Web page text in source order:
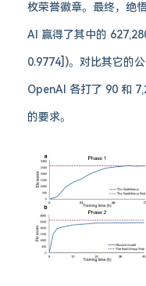
枚荣誉徽章。最终，绝
AI 赢得了其中的
0.9774])。对比其它的
OpenAI 各打了 90 和
的要求。